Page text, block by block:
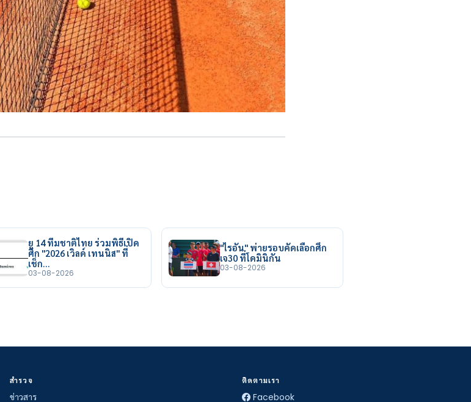
ยู 14 ทีมชาติไทย ร่วมพิธีเปิด
ศึก "2026 เวิลด์ เทนนิส" ที่
เช็ก…
03-08-2026
"ไรอัน" พ่ายรอบคัดเลือกศึก
เจ30 ที่โดมินิกัน
03-08-2026
สำรวจ
ข่าวสาร
ติดตามเรา
Facebook